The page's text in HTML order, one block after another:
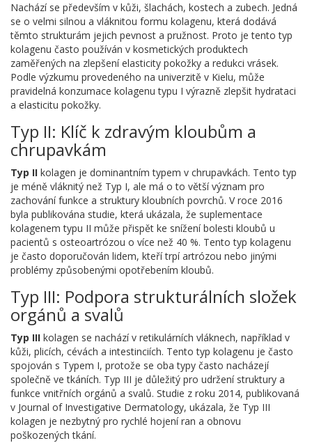
Nachází se především v kůži, šlachách, kostech a zubech. Jedná
se o velmi silnou a vláknitou formu kolagenu, která dodává
těmto strukturám jejich pevnost a pružnost. Proto je tento typ
kolagenu často používán v kosmetických produktech
zaměřených na zlepšení elasticity pokožky a redukci vrásek.
Podle výzkumu provedeného na univerzitě v Kielu, může
pravidelná konzumace kolagenu typu I výrazně zlepšit hydrataci
a elasticitu pokožky.
Typ II: Klíč k zdravým kloubům a
chrupavkám
Typ II kolagen je dominantním typem v chrupavkách. Tento typ
je méně vláknitý než Typ I, ale má o to větší význam pro
zachování funkce a struktury kloubních povrchů. V roce 2016
byla publikována studie, která ukázala, že suplementace
kolagenem typu II může přispět ke snížení bolesti kloubů u
pacientů s osteoartrózou o více než 40 %. Tento typ kolagenu
je často doporučován lidem, kteří trpí artrózou nebo jinými
problémy způsobenými opotřebením kloubů.
Typ III: Podpora strukturálních složek
orgánů a svalů
Typ III kolagen se nachází v retikulárních vláknech, například v
kůži, plicích, cévách a intestinciích. Tento typ kolagenu je často
spojován s Typem I, protože se oba typy často nacházejí
společně ve tkáních. Typ III je důležitý pro udržení struktury a
funkce vnitřních orgánů a svalů. Studie z roku 2014, publikovaná
v Journal of Investigative Dermatology, ukázala, že Typ III
kolagen je nezbytný pro rychlé hojení ran a obnovu
poškozených tkání.